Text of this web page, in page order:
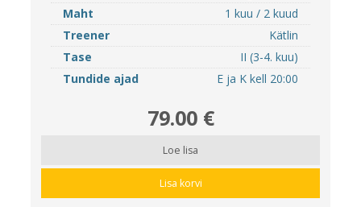
Maht
1 kuu / 2 kuud
Treener
Kätlin
Tase
II (3-4. kuu)
Tundide ajad
E ja K kell 20:00
79.00 €
Loe lisa
Lisa korvi